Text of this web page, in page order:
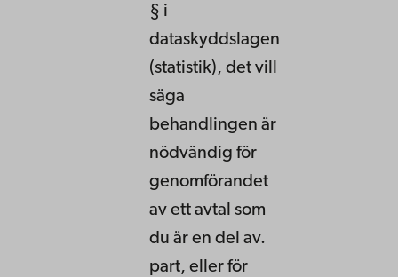
§ i
dataskyddslagen
(statistik), det vill
säga
behandlingen är
nödvändig för
genomförandet
av ett avtal som
du är en del av.
part, eller för